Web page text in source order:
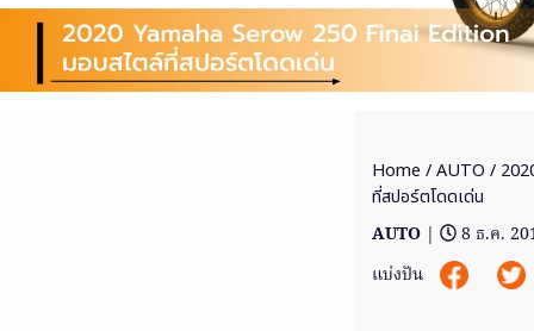
Home /AUTO /
ที่สปอร์ตโดดเด่น
AUTO |
8 ธ.ค.
แบ่งปัน